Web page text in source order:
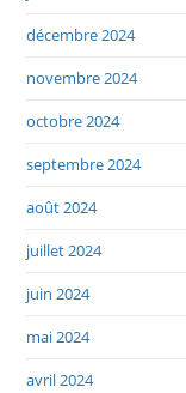
décembre 2024
novembre 2024
octobre 2024
septembre 2024
août 2024
juillet 2024
juin 2024
mai 2024
avril 2024